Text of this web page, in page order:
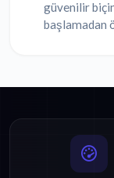
güvenilir
başlamadan